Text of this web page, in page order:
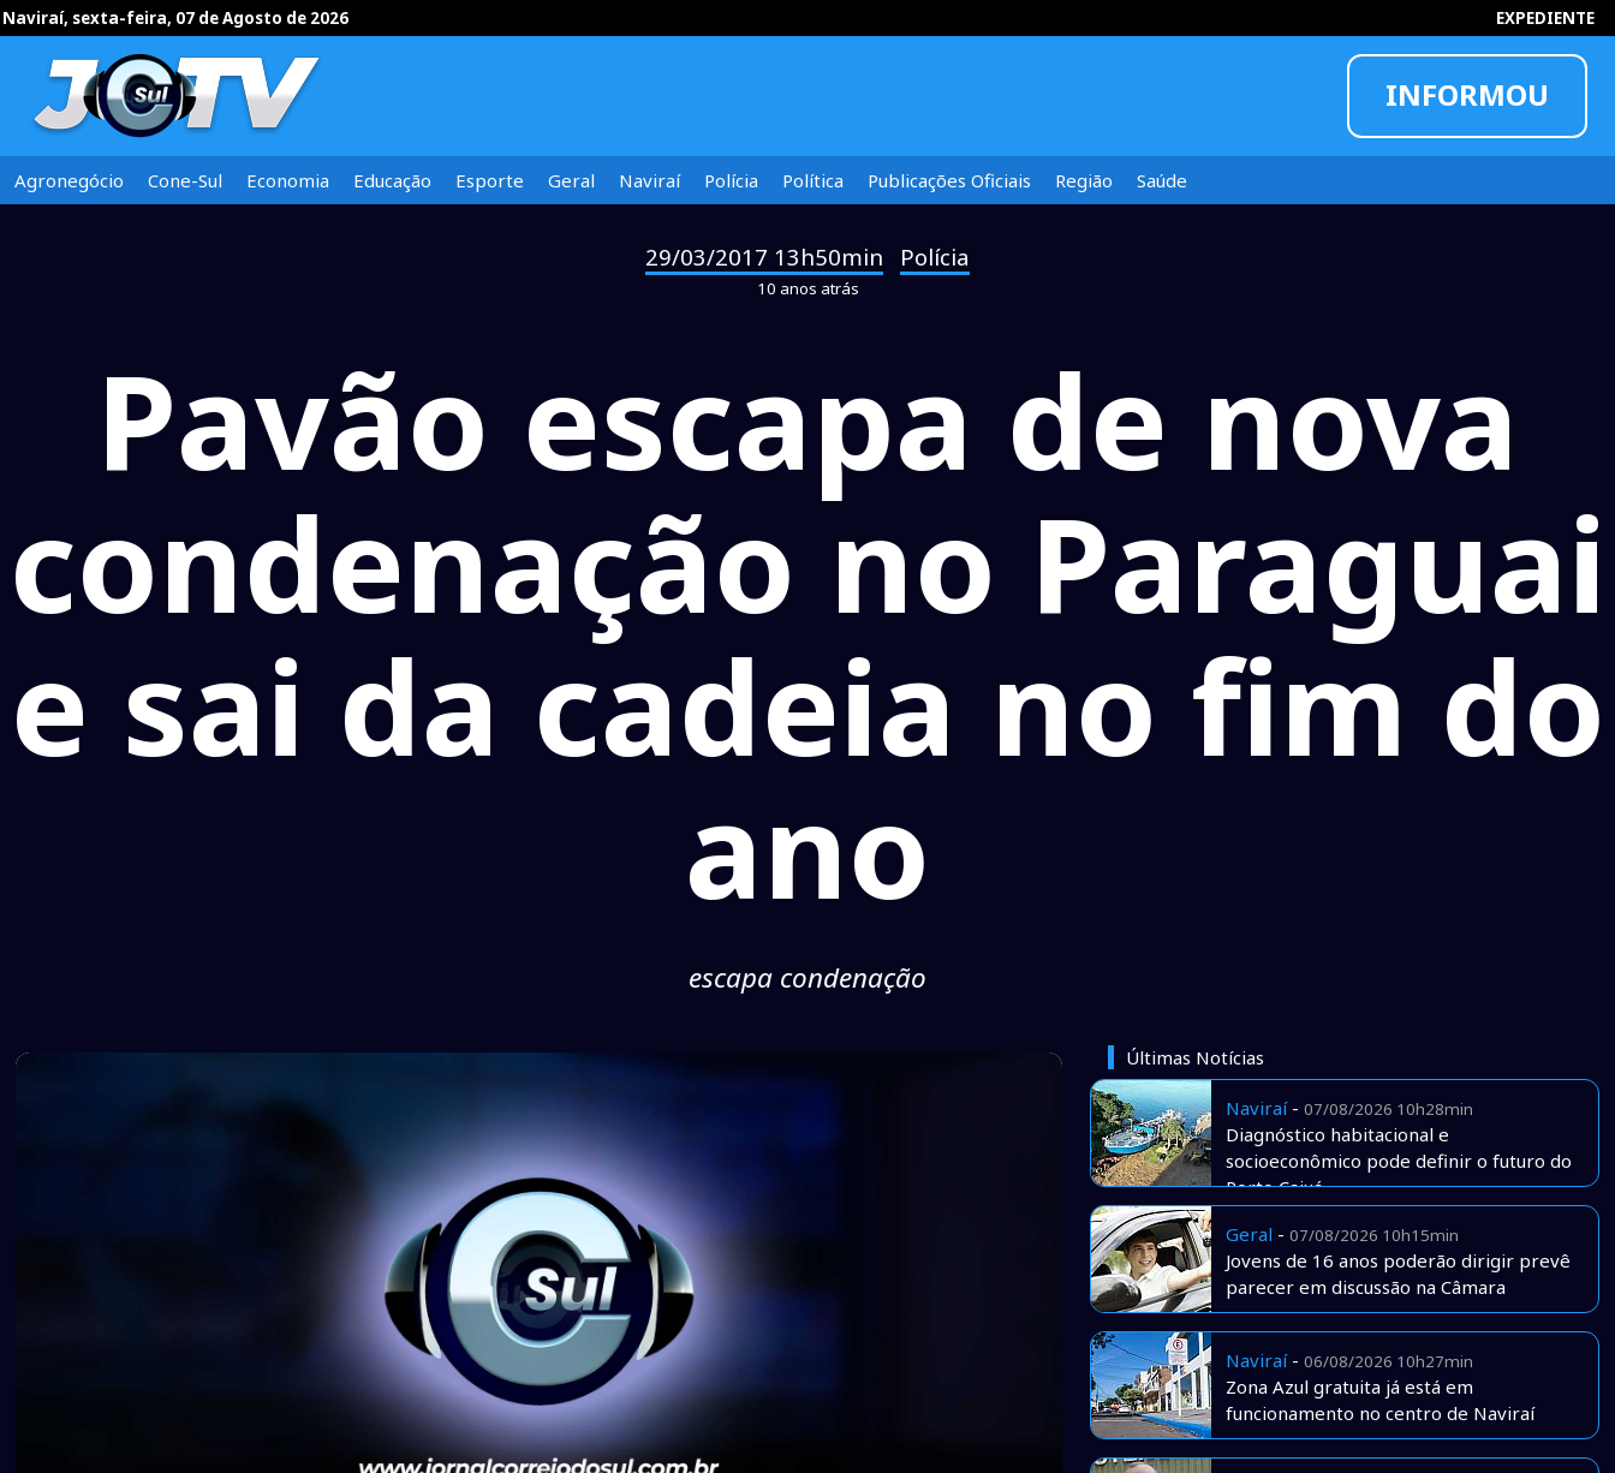
Naviraí, sexta-feira, 07 de Agosto de 2026 EXPEDIENTE
INFORMOU
Agronegócio Cone-Sul Economia Educação Esporte Geral Naviraí Polícia Política Publicações Oficiais Região Saúde
29/03/2017 13h50min Polícia
10 anos atrás
Pavão escapa de nova
condenação no Paraguai
e sai da cadeia no fim do
ano
escapa condenação
Últimas Notícias
Naviraí- 07/08/2026 10h28min
Diagnóstico habitacional e
socioeconômico pode definir o futuro do
Porto Caiuá
Geral - 07/08/2026 10h15min
Jovens de 16 anos poderão dirigir prevê
parecer em discussão na Câmara
Naviraí- 06/08/2026 10h27min
Zona Azul gratuita já está em
funcionamento no centro de Naviraí